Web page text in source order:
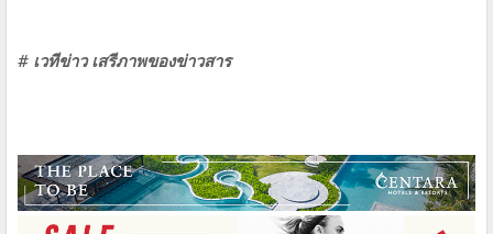
# เวทีข่าว เสรีภาพของข่าวสาร